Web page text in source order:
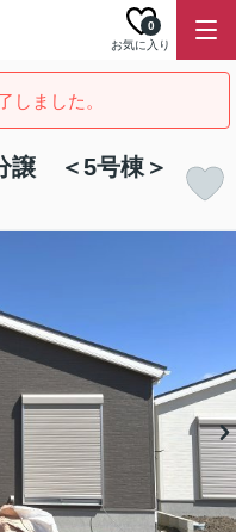
お気に入り
0
しました。
譲 ＜5号棟＞